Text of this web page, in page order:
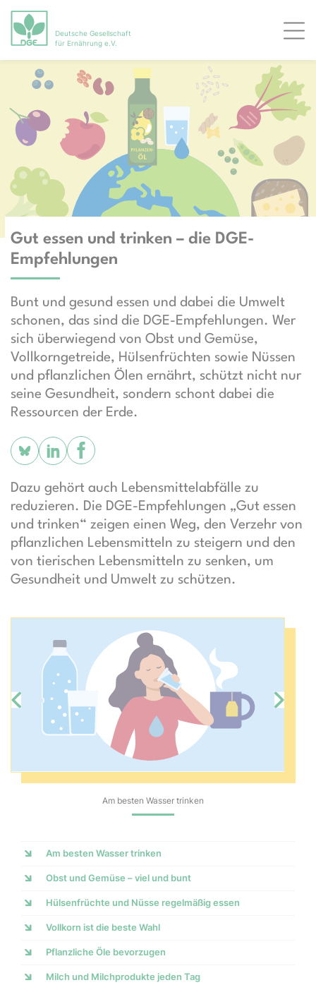
Deutsche Gesellschaft
für Ernährung e.V.
Gut essen und trinken – die DGE-
Empfehlungen
Bunt und gesund essen und dabei die Umwelt
schonen, das sind die DGE-Empfehlungen. Wer
sich überwiegend von Obst und Gemüse,
Vollkorngetreide, Hülsenfrüchten sowie Nüssen
und pflanzlichen Ölen ernährt, schützt nicht nur
seine Gesundheit, sondern schont dabei die
Ressourcen der Erde.
Dazu gehört auch Lebensmittelabfälle zu
reduzieren. Die DGE-Empfehlungen „Gut essen
und trinken“ zeigen einen Weg, den Verzehr von
pflanzlichen Lebensmitteln zu steigern und den
von tierischen Lebensmitteln zu senken, um
Gesundheit und Umwelt zu schützen.
Bildergalerie überspringen
Am besten Wasser trinken
Am besten Wasser trinken
Obst und Gemüse – viel und bunt
Hülsenfrüchte und Nüsse regelmäßig essen
Vollkorn ist die beste Wahl
Pflanzliche Öle bevorzugen
Milch und Milchprodukte jeden Tag